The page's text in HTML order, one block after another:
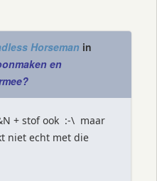
Horseman in
en
+ stof ook :-\ maar
niet echt met die